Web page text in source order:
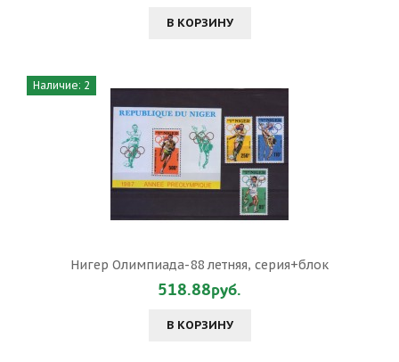
В КОРЗИНУ
Наличие: 2
Нигер Олимпиада-88 летняя, серия+блок
518.88руб.
В КОРЗИНУ